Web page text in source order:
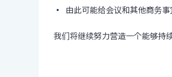
由此可能给会议和其他商务
我们将继续努力营造一个能够持